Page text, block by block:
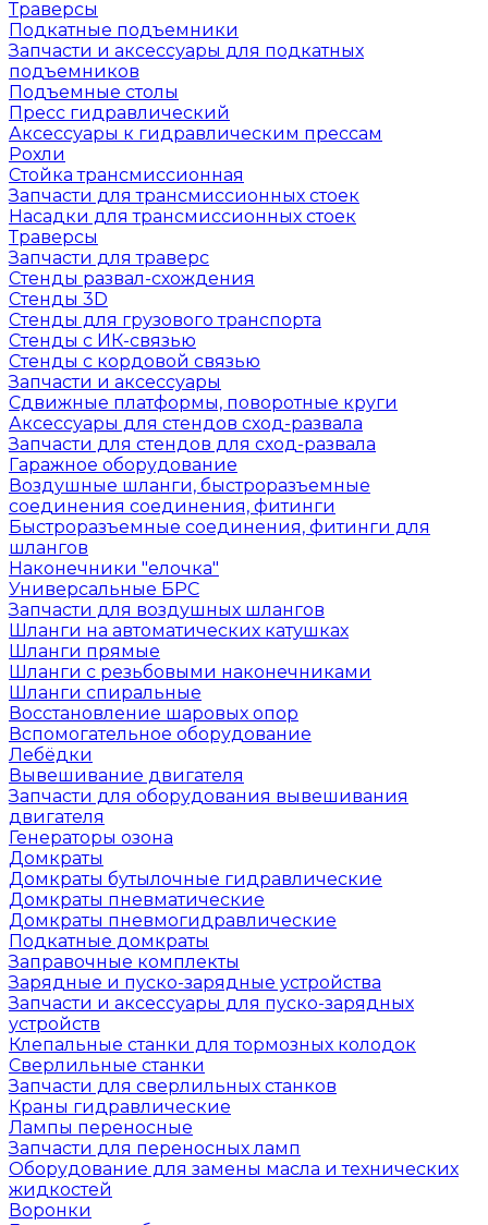
Траверсы
Подкатные подъемники
Запчасти и аксессуары для подкатных
подъемников
Подъемные столы
Пресс гидравлический
Аксессуары к гидравлическим прессам
Рохли
Стойка трансмиссионная
Запчасти для трансмиссионных стоек
Насадки для трансмиссионных стоек
Траверсы
Запчасти для траверс
Стенды развал-схождения
Стенды 3D
Стенды для грузового транспорта
Стенды с ИК-связью
Стенды с кордовой связью
Запчасти и аксессуары
Сдвижные платформы, поворотные круги
Аксессуары для стендов сход-развала
Запчасти для стендов для сход-развала
Гаражное оборудование
Воздушные шланги, быстроразъемные
соединения соединения, фитинги
Быстроразъемные соединения, фитинги для
шлангов
Наконечники "елочка"
Универсальные БРС
Запчасти для воздушных шлангов
Шланги на автоматических катушках
Шланги прямые
Шланги с резьбовыми наконечниками
Шланги спиральные
Восстановление шаровых опор
Вспомогательное оборудование
Лебёдки
Вывешивание двигателя
Запчасти для оборудования вывешивания
двигателя
Генераторы озона
Домкраты
Домкраты бутылочные гидравлические
Домкраты пневматические
Домкраты пневмогидравлические
Подкатные домкраты
Заправочные комплекты
Зарядные и пуско-зарядные устройства
Запчасти и аксессуары для пуско-зарядных
устройств
Клепальные станки для тормозных колодок
Сверлильные станки
Запчасти для сверлильных станков
Краны гидравлические
Лампы переносные
Запчасти для переносных ламп
Оборудование для замены масла и технических
жидкостей
Воронки